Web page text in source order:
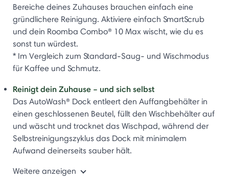
Bereiche deines Zuhauses brauchen einfach eine
gründlichere Reinigung. Aktiviere einfach SmartScrub
und dein Roomba Combo® 10 Max wischt, wie du es
sonst tun würdest.
* Im Vergleich zum Standard-Saug- und Wischmodus
für Kaffee und Schmutz.
Reinigt dein Zuhause – und sich selbst
Das AutoWash® Dock entleert den Auffangbehälter in
einen geschlossenen Beutel, füllt den Wischbehälter auf
und wäscht und trocknet das Wischpad, während der
Selbstreinigungszyklus das Dock mit minimalem
Aufwand deinerseits sauber hält.
Weitere anzeigen